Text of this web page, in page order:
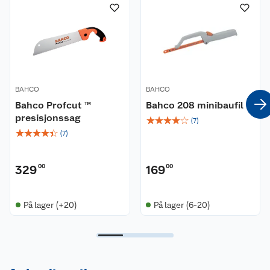
BAHCO
Bahco Profcut ™
presisjonssag
☆☆☆☆☆ (7)
32900
På lager (+20)
BAHCO
Bahco 208 minibaufil
☆☆☆☆☆ (7)
16900
På lager (6-20)